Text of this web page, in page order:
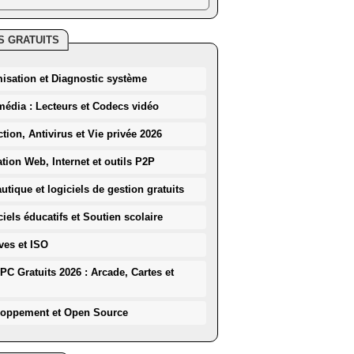
GRATUITS
et Diagnostic système
: Lecteurs et Codecs vidéo
Antivirus et Vie privée 2026
Web, Internet et outils P2P
et logiciels de gestion gratuits
éducatifs et Soutien scolaire
et ISO
Gratuits 2026 : Arcade, Cartes et
et Open Source